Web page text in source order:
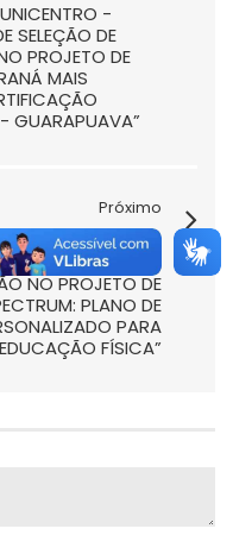
-
SELEÇÃO DE
PROJETO DE
MAIS
GUARAPUAVA”
Próximo
UNICENTRO
DE SELEÇÃO DE
NO PROJETO DE
PLANO DE
PARA
FÍSICA”